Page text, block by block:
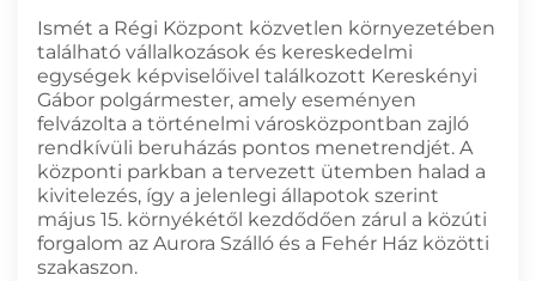
Ismét a Régi Központ közvetlen környezetében
található vállalkozások és kereskedelmi
egységek képviselőivel találkozott Kereskényi
Gábor polgármester, amely eseményen
felvázolta a történelmi városközpontban zajló
rendkívüli beruházás pontos menetrendjét. A
központi parkban a tervezett ütemben halad a
kivitelezés, így a jelenlegi állapotok szerint
május 15. környékétől kezdődően zárul a közúti
forgalom az Aurora Szálló és a Fehér Ház közötti
szakaszon.